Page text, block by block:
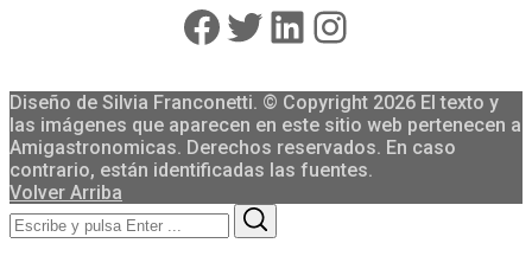
Facebook
Twitter
LinkedIn
Instagram
Diseño de Silvia Franconetti. © Copyright 2026 El texto y
las imágenes que aparecen en este sitio web pertenecen a
Amigastronomicas. Derechos reservados. En caso
contrario, están identificadas las fuentes.
Volver Arriba
Search
for: